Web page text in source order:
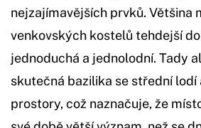
nejzajímavějších prvků. Většina
venkovských kostelů tehdejší
jednoduchá a jednolodní. Tady
skutečná bazilika se střední lodí
prostory, což naznačuje, že